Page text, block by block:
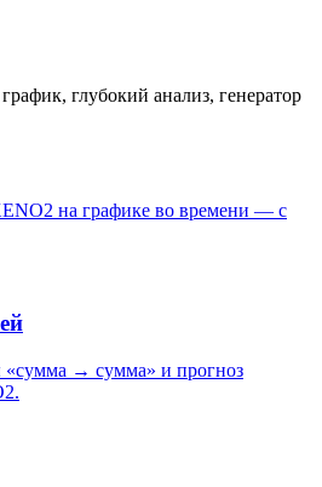
глубокий анализ, генератор
на графике во времени — с
«сумма → сумма» и прогноз